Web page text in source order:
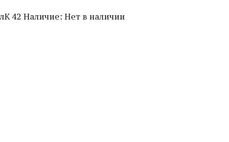
К 42 Наличие: Нет в наличии